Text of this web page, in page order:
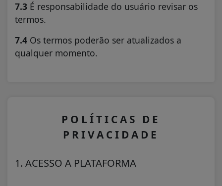
7.3 É responsabilidade do usuário revisar os
termos.
7.4 Os termos poderão ser atualizados a
qualquer momento.
POLÍTICAS DE
PRIVACIDADE
1. ACESSO A PLATAFORMA